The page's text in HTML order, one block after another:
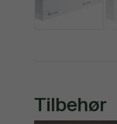
Tilbehør